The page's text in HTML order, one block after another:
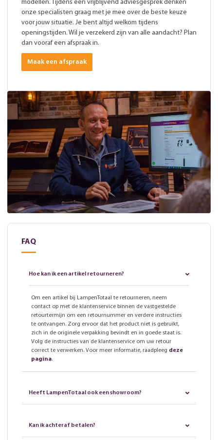
modellen. Tijdens een vrijblijvend adviesgesprek denken
onze specialisten graag met je mee over de beste keuze
voor jouw situatie. Je bent altijd welkom tijdens
openingstijden. Wil je verzekerd zijn van alle aandacht? Plan
dan vooraf een afspraak in.
Maak een afspraak
FAQ
Hoe kan ik een artikel retourneren?
Om een artikel bij LampenTotaal te retourneren, neem
contact op met de klantenservice binnen de vastgestelde
retourtermijn om een retournummer en verdere instructies
te ontvangen. Zorg ervoor dat het product niet is gebruikt,
zich in de originele verpakking bevindt en in goede staat is.
Volg de instructies van de klantenservice om uw retour
correct te verwerken. Voor meer informatie, raadpleeg deze
pagina.
Heeft LampenTotaal ook een showroom?
Kan ik achteraf betalen?